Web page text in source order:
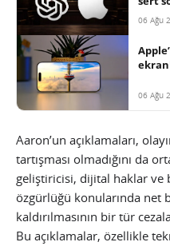
06 Ağu
06 Ağu
Aaron’un açıklamaları,
tartışması olmadığını da
geliştiricisi, dijital haklar ve
özgürlüğü konularında net
kaldırılmasının bir tür
Bu açıklamalar, özellikle